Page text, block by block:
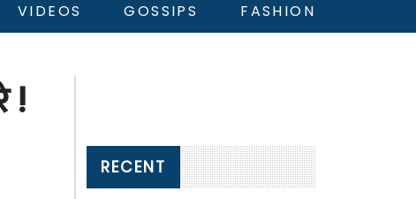
VIDEOS GOSSIPS FASHION
!
RECENT